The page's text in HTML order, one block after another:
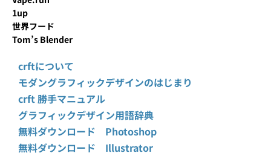
1up
世界フード
Tom’s Blender
crftについて
モダングラフィックデザインのはじまり
crft 勝手マニュアル
グラフィックデザイン用語辞典
無料ダウンロード Photoshop
無料ダウンロード Illustrator